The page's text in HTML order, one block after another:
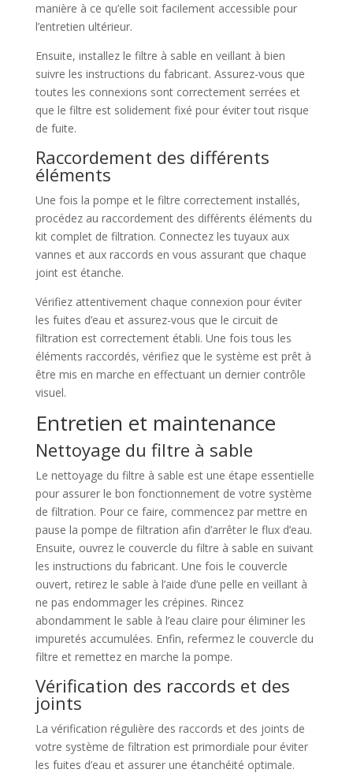
manière à ce qu’elle soit facilement accessible pour
l’entretien ultérieur.
Ensuite, installez le filtre à sable en veillant à bien
suivre les instructions du fabricant. Assurez-vous que
toutes les connexions sont correctement serrées et
que le filtre est solidement fixé pour éviter tout risque
de fuite.
Raccordement des différents
éléments
Une fois la pompe et le filtre correctement installés,
procédez au raccordement des différents éléments du
kit complet de filtration. Connectez les tuyaux aux
vannes et aux raccords en vous assurant que chaque
joint est étanche.
Vérifiez attentivement chaque connexion pour éviter
les fuites d’eau et assurez-vous que le circuit de
filtration est correctement établi. Une fois tous les
éléments raccordés, vérifiez que le système est prêt à
être mis en marche en effectuant un dernier contrôle
visuel.
Entretien et maintenance
Nettoyage du filtre à sable
Le nettoyage du filtre à sable est une étape essentielle
pour assurer le bon fonctionnement de votre système
de filtration. Pour ce faire, commencez par mettre en
pause la pompe de filtration afin d’arrêter le flux d’eau.
Ensuite, ouvrez le couvercle du filtre à sable en suivant
les instructions du fabricant. Une fois le couvercle
ouvert, retirez le sable à l’aide d’une pelle en veillant à
ne pas endommager les crépines. Rincez
abondamment le sable à l’eau claire pour éliminer les
impuretés accumulées. Enfin, refermez le couvercle du
filtre et remettez en marche la pompe.
Vérification des raccords et des
joints
La vérification régulière des raccords et des joints de
votre système de filtration est primordiale pour éviter
les fuites d’eau et assurer une étanchéité optimale.